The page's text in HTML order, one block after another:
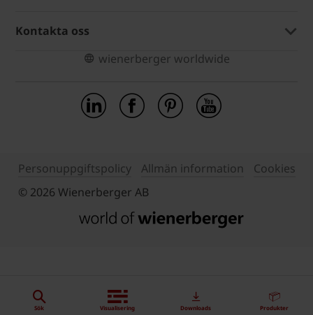
Sök Visualisering Downloads Produkter
Kontakta oss
wienerberger worldwide
Personuppgiftspolicy Allmän information
Cookies
© 2026 Wienerberger AB